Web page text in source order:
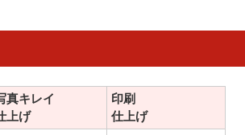
真キレイ
上げ
印刷
仕上げ